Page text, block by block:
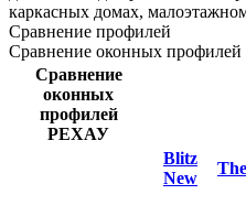
каркасных домах,
Сравнение профилей
Сравнение оконных
Сравнение
оконных
профилей
РЕХАУ
Blitz
New